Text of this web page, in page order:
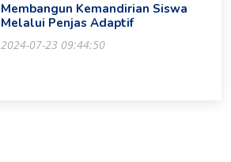
Membangun Kemandirian Siswa
Melalui Penjas Adaptif
2024-07-23 09:44:50